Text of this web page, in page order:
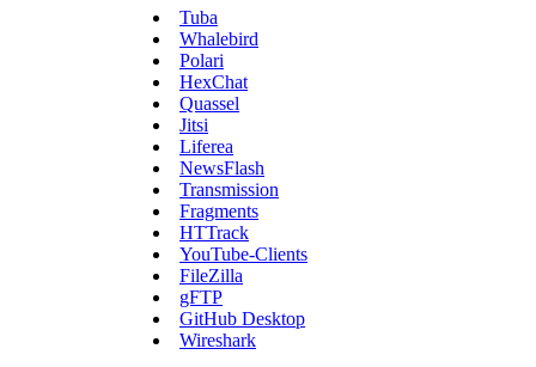
Tuba
Whalebird
Polari
HexChat
Quassel
Jitsi
Liferea
NewsFlash
Transmission
Fragments
HTTrack
YouTube-Clients
FileZilla
gFTP
GitHub Desktop
Wireshark